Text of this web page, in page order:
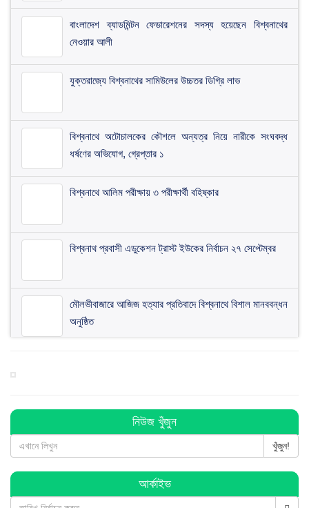
​বাংলাদেশ ব্যাডমিন্টন ফেডারেশনের সদস্য হয়েছেন বিশ্বনাথের
নেওয়ার আলী
যুক্তরাজ্যে বিশ্বনাথের সামিউলের উচ্চতর ডিগ্রি লাভ
বিশ্বনাথে অটোচালকের কৌশলে অন্যত্র নিয়ে নারীকে সংঘবদ্ধ
ধর্ষণের অভিযোগ, গ্রেপ্তার ১
বিশ্বনাথে আলিম পরীক্ষায় ৩ পরীক্ষার্থী বহিষ্কার
বিশ্বনাথ প্রবাসী এডুকেশন ট্রাস্ট ইউকের নির্বাচন ২৭ সেপ্টেম্বর
মৌলভীবাজারে আজিজ হত্যার প্রতিবাদে বিশ্বনাথে বিশাল মানববন্ধন
অনুষ্ঠিত
বিশ্বনাথে ব জ্র পা তে দিনমজুরের মু ত্যু
বিশ্বনাথে ব্যবসায়ীর ৭ লাখ টাকা চুরি, থানায় অভিযোগ
নিউজ খুঁজুন
খুঁজুন!
আর্কাইভ